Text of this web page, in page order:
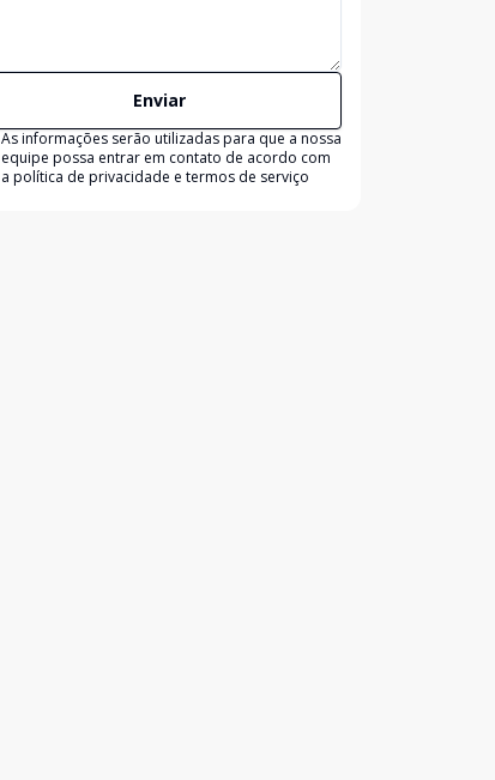
Enviar
As informações serão utilizadas para que a nossa
equipe possa entrar em contato de acordo com
a política de privacidade e termos de serviço